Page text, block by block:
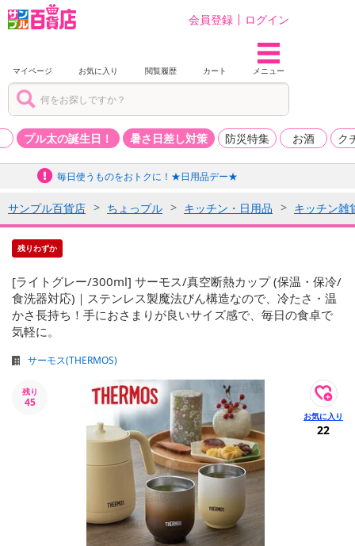
会員登録 ログイン
マイページ お気に入り 閲覧履歴 カート メニュー
プル太の誕生日！ 暑さ日差し対策 防災特集 お酒 ク
毎日使うものをおトクに！★日用品デー★
サンプル百貨店 ちょっプル キッチン・日用品 キッチン雑
残りわずか
[ライトグレー/300ml] サーモス/真空断熱カップ (保温・保冷/
食洗器対応)｜ステンレス製魔法びん構造なので、冷たさ・温
かさ長持ち！手におさまりが良いサイズ感で、毎日の食卓で
気軽に。
サーモス(THERMOS)
残り
45
22